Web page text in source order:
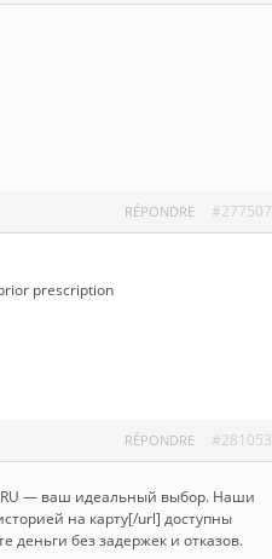
#277507
RÉPONDRE
prescription
#281053
RÉPONDRE
— ваш идеальный выбор. Наши
на карту[/url] доступны
деньги без задержек и отказов.